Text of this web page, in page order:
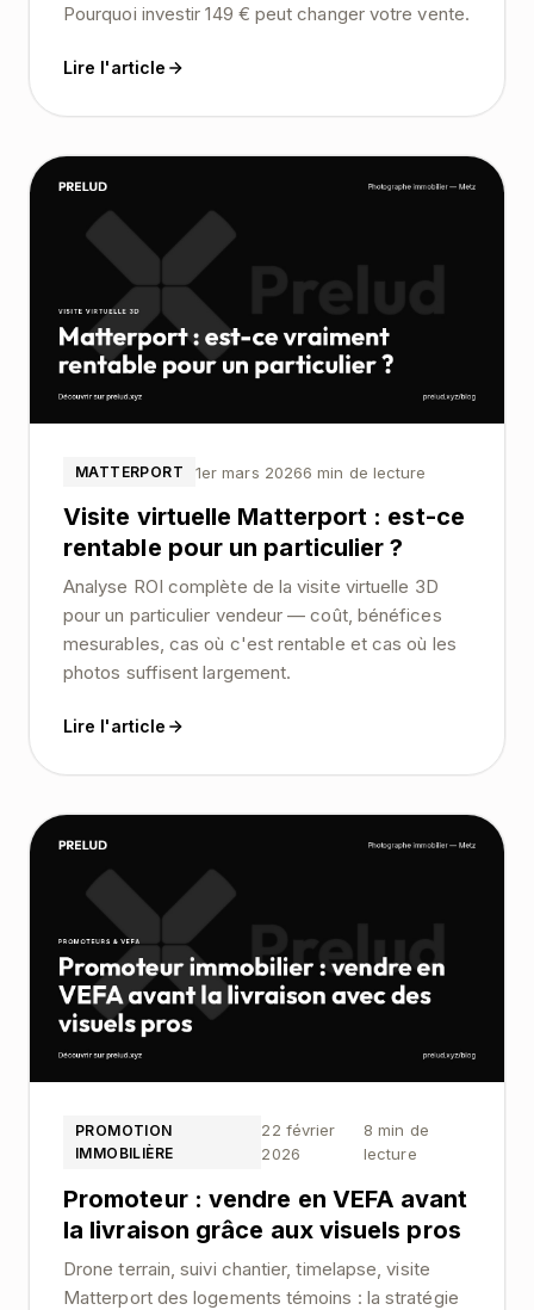
Pourquoi investir 149 € peut changer votre vente.
Lire l'article
MATTERPORT 1er mars 20266 min de lecture
Visite virtuelle Matterport : est-ce
rentable pour un particulier ?
Analyse ROI complète de la visite virtuelle 3D
pour un particulier vendeur — coût, bénéfices
mesurables, cas où c'est rentable et cas où les
photos suffisent largement.
Lire l'article
PROMOTION
IMMOBILIÈRE
22 février
2026
8 min de
lecture
Promoteur : vendre en VEFA avant
la livraison grâce aux visuels pros
Drone terrain, suivi chantier, timelapse, visite
Matterport des logements témoins : la stratégie